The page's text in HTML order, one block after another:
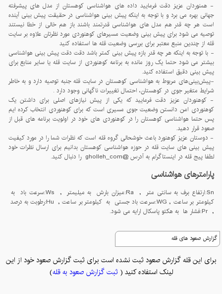
- همنوردان عزیز دقت فرمایید داده های هواشناسی کوهستان از مدل های پیشرفته
جهانی بهره می برد و با توجه به اینکه پیش بینی هواشناسی در حقیقت پیش بینی آینده
است هر چه قدر هم مدل های هواشناسی قدرتمند باشند باز هم خالی از خطا نیستند
توصیه می شود برای پیش بینی وضعیت مسیرهای کوهنوردی مورد نظرتان علاوه بر سایت
قله از چندین منبع معتبر برای بررسی وضعیت قله ها استفاده کنید
- با توجه به اینکه هر چه قدر بازه پیش بینی کمتر باشد دقت دقت پیش بینی هواشناسی
بیشتر می شود حتما یک روز مانده به برنامه کوهنوردی از سایت قله یا سایر منابع برای
پیش بینی دقیق استفاده کنید.
-پيش‌بينی‌های مربوط به هواشناسی کوهستان در سايت قله جنبه توصيه دارد و به خاطر
شرايط متغير جوی در کوهستان، احتمال تغييرات ناگهانی وجود دارد .
- کوهنوردان عزیز دقت فرمایید که یکی از پیش نیازهای اصلی برای داشتن یک
کوهنوردی امن دانستن وضعیت جوی مسیری است که برای کوهنوردی انتخاب کرده ایم
پس حتما هواشناسی کوهستان را در کوهنوردی های خود در اولویت برنامه های قبل از
صعود قرار دهید.
- دوستان عزیز کوهنورد باعث خوشحالی گروه قله است که نظرات شما را در مورد کیفیت
پیش بینی های سایت قله در حوزه هواشناسی کوهستان بدانیم برای ارسال نظرات خود
لطفا پیج قله در اینستاگرام به آدرس @gholleh_com را دنبال کنید.
پارامترهای هواشناسی
Sn:ارتفاع برف به سانتی متر , Ra:میزان بارش به میلیمتر , Ws:سرعت باد به
کیلومتر بر ساعت , WG:سرعت باد جستی به کیلومتر بر ساعت , Hu:رطوبت به درصد
, Pr:فشار ها به هکتو پاسکال ارایه می شود.
گزارش صعود های قله
برای این قله گزارش صعود ثبت نشده است برای ثبت گزارش صعود خود از این
لینک استفاده کنید (
ثبت گزارش صعود به قله)